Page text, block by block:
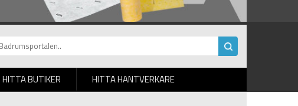
HITTA BUTIKER HITTA HANTVERKARE